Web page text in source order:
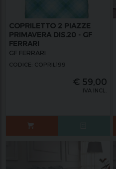
COPRILETTO 2 PIAZZE
PRIMAVERA DIS.20 - GF
FERRARI
GF FERRARI
CODICE: COPRIL199
€ 59,00
IVA INCL.